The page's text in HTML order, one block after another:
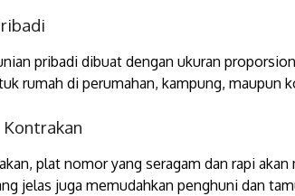
pribadi dibuat dengan ukuran
rumah di perumahan, kampung, maupun
plat nomor yang seragam dan rapi
jelas juga memudahkan penghuni dan